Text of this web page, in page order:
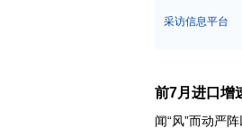
采访信息平台
前7月进口增
闻“风”而动严